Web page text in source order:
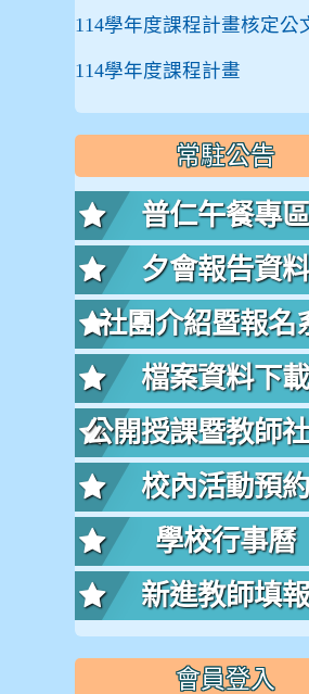
114學年度課程計畫核定公
114學年度課程計畫
常駐公告
普仁午餐專
夕會報告資
社團介紹暨報名
檔案資料下
公開授課暨教師
台
校內活動預
學校行事曆
新進教師填
會員登入